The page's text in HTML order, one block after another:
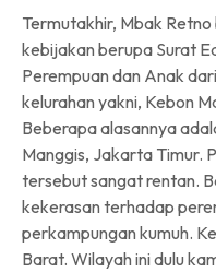
Termutakhir, Mbak
kebijakan berupa Surat
Perempuan dan Anak
kelurahan yakni, Kebon
Beberapa alasannya
Manggis, Jakarta Timur.
tersebut sangat rentan.
kekerasan terhadap
perkampungan kumuh.
Barat. Wilayah ini dulu